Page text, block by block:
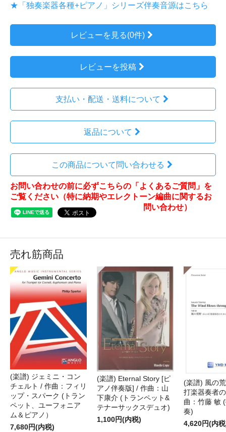
★「独奏楽器各種+ピアノ」シリーズ伴奏音源はこちら
レビューを見る(0件)
レビューを投稿
支払い・配送・送料について
返品について
この商品について問い合わせる
お問い合わせの前に必ずこちらの「よくあるご質問」を
ご覧ください（特に納期やエレクトーン編曲に関するお
問い合わせ）
売れ筋商品
(楽譜) ジェミニ・コン
チェルト / 作曲：フィリ
ップ・スパーク (トラン
ペット、ユーフォニア
ム＆ピアノ）
7,680円(内税)
(楽譜) Eternal Story [ピ
アノ伴奏版] / 作曲：山
下康介 (トランペット&
テナーサックスデュオ)
1,100円(内税)
(楽譜) 風の
打楽器奏者
曲：竹藤 敏
奏)
4,620円(内